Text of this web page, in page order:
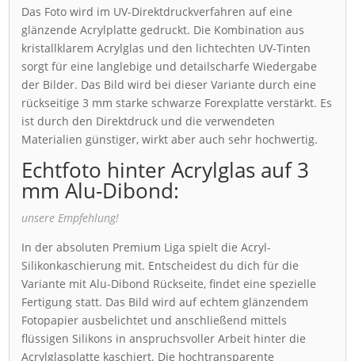
Das Foto wird im UV-Direktdruckverfahren auf eine
glänzende Acrylplatte gedruckt. Die Kombination aus
kristallklarem Acrylglas und den lichtechten UV-Tinten
sorgt für eine langlebige und detailscharfe Wiedergabe
der Bilder. Das Bild wird bei dieser Variante durch eine
rückseitige 3 mm starke schwarze Forexplatte verstärkt. Es
ist durch den Direktdruck und die verwendeten
Materialien günstiger, wirkt aber auch sehr hochwertig.
Echtfoto hinter Acrylglas auf 3
mm Alu-Dibond:
unsere Empfehlung!
In der absoluten Premium Liga spielt die Acryl-
Silikonkaschierung mit. Entscheidest du dich für die
Variante mit Alu-Dibond Rückseite, findet eine spezielle
Fertigung statt. Das Bild wird auf echtem glänzendem
Fotopapier ausbelichtet und anschließend mittels
flüssigen Silikons in anspruchsvoller Arbeit hinter die
Acrylglasplatte kaschiert. Die hochtransparente